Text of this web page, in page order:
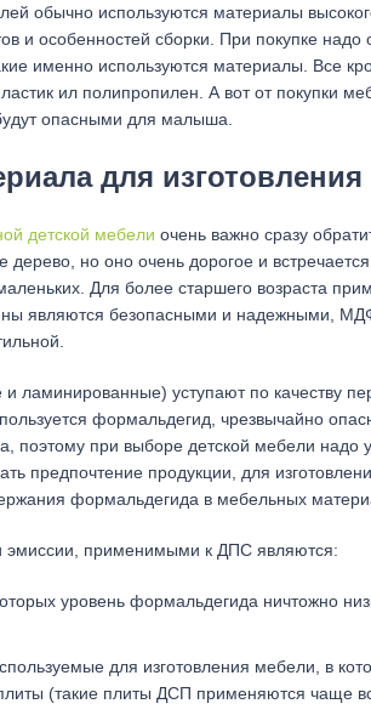
обычно используются материалы
и особенностей сборки. При покупке
именно используются материалы. Все
ил полипропилен. А вот от покупки
опасными для малыша.
для изготовления
детской мебели очень важно сразу
дерево, но оно очень дорогое и
Для более старшего возраста
являются безопасными и надежными,
ламинированные) уступают по качеству
формальдегид, чрезвычайно
поэтому при выборе детской мебели надо
предпочтение продукции, для
формальдегида в мебельных
эмиссии, применимыми к ДПС являются:
уровень формальдегида ничтожно
для изготовления мебели, в
(такие плиты ДСП применяются чаще